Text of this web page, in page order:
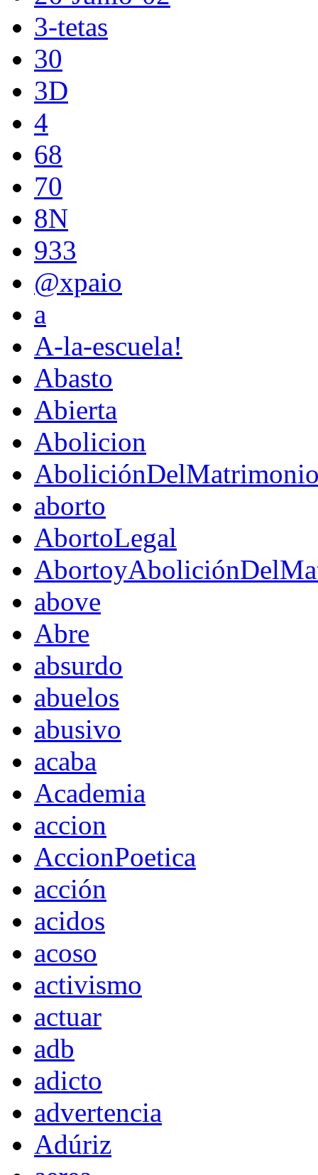
3-tetas
30
3D
4
68
70
8N
933
@xpaio
a
A-la-escuela!
Abasto
Abierta
Abolicion
aborto
AbortoLegal
above
Abre
absurdo
abuelos
abusivo
acaba
Academia
accion
AccionPoetica
acción
acidos
acoso
activismo
actuar
adb
adicto
advertencia
Adúriz